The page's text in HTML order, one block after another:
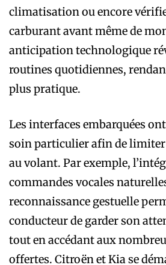
climatisation ou encore
carburant avant même de
anticipation technologique
routines quotidiennes,
plus pratique.
Les interfaces embarquées
soin particulier afin de
au volant. Par exemple,
commandes vocales
reconnaissance gestuelle
conducteur de garder son
tout en accédant aux
offertes. Citroën et Kia se